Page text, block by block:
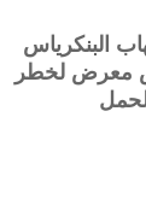
البنكرياس
معرض لخطر